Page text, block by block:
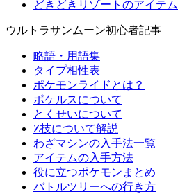
どきどきリゾートのアイテム
ウルトラサンムーン初心者記事
略語・用語集
タイプ相性表
ポケモンライドとは？
ポケルスについて
とくせいについて
Z技について解説
わざマシンの入手法一覧
アイテムの入手方法
役に立つポケモンまとめ
バトルツリーへの行き方